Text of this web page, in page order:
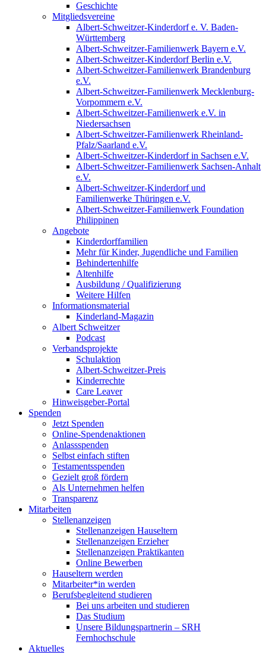
Geschichte
Mitgliedsvereine
Albert-Schweitzer-Kinderdorf e. V. Baden-
Württemberg
Albert-Schweitzer-Familienwerk Bayern e.V.
Albert-Schweitzer-Kinderdorf Berlin e.V.
Albert-Schweitzer-Familienwerk Brandenburg
e.V.
Albert-Schweitzer-Familienwerk Mecklenburg-
Vorpommern e.V.
Albert-Schweitzer-Familienwerk e.V. in
Niedersachsen
Albert-Schweitzer-Familienwerk Rheinland-
Pfalz/Saarland e.V.
Albert-Schweitzer-Kinderdorf in Sachsen e.V.
Albert-Schweitzer-Familienwerk Sachsen-Anhalt
e.V.
Albert-Schweitzer-Kinderdorf und
Familienwerke Thüringen e.V.
Albert-Schweitzer-Familienwerk Foundation
Philippinen
Angebote
Kinderdorffamilien
Mehr für Kinder, Jugendliche und Familien
Behindertenhilfe
Altenhilfe
Ausbildung / Qualifizierung
Weitere Hilfen
Informationsmaterial
Kinderland-Magazin
Albert Schweitzer
Podcast
Verbandsprojekte
Schulaktion
Albert-Schweitzer-Preis
Kinderrechte
Care Leaver
Hinweisgeber-Portal
Spenden
Jetzt Spenden
Online-Spendenaktionen
Anlassspenden
Selbst einfach stiften
Testamentsspenden
Gezielt groß fördern
Als Unternehmen helfen
Transparenz
Mitarbeiten
Stellenanzeigen
Stellenanzeigen Hauseltern
Stellenanzeigen Erzieher
Stellenanzeigen Praktikanten
Online Bewerben
Hauseltern werden
Mitarbeiter*in werden
Berufsbegleitend studieren
Bei uns arbeiten und studieren
Das Studium
Unsere Bildungspartnerin – SRH
Fernhochschule
Aktuelles